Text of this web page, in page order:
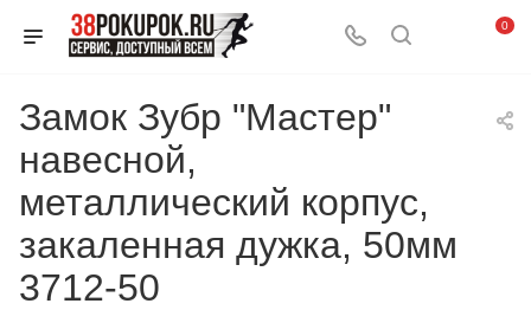
0
Замок Зубр "Мастер"
навесной,
металлический корпус,
закаленная дужка, 50мм
3712-50